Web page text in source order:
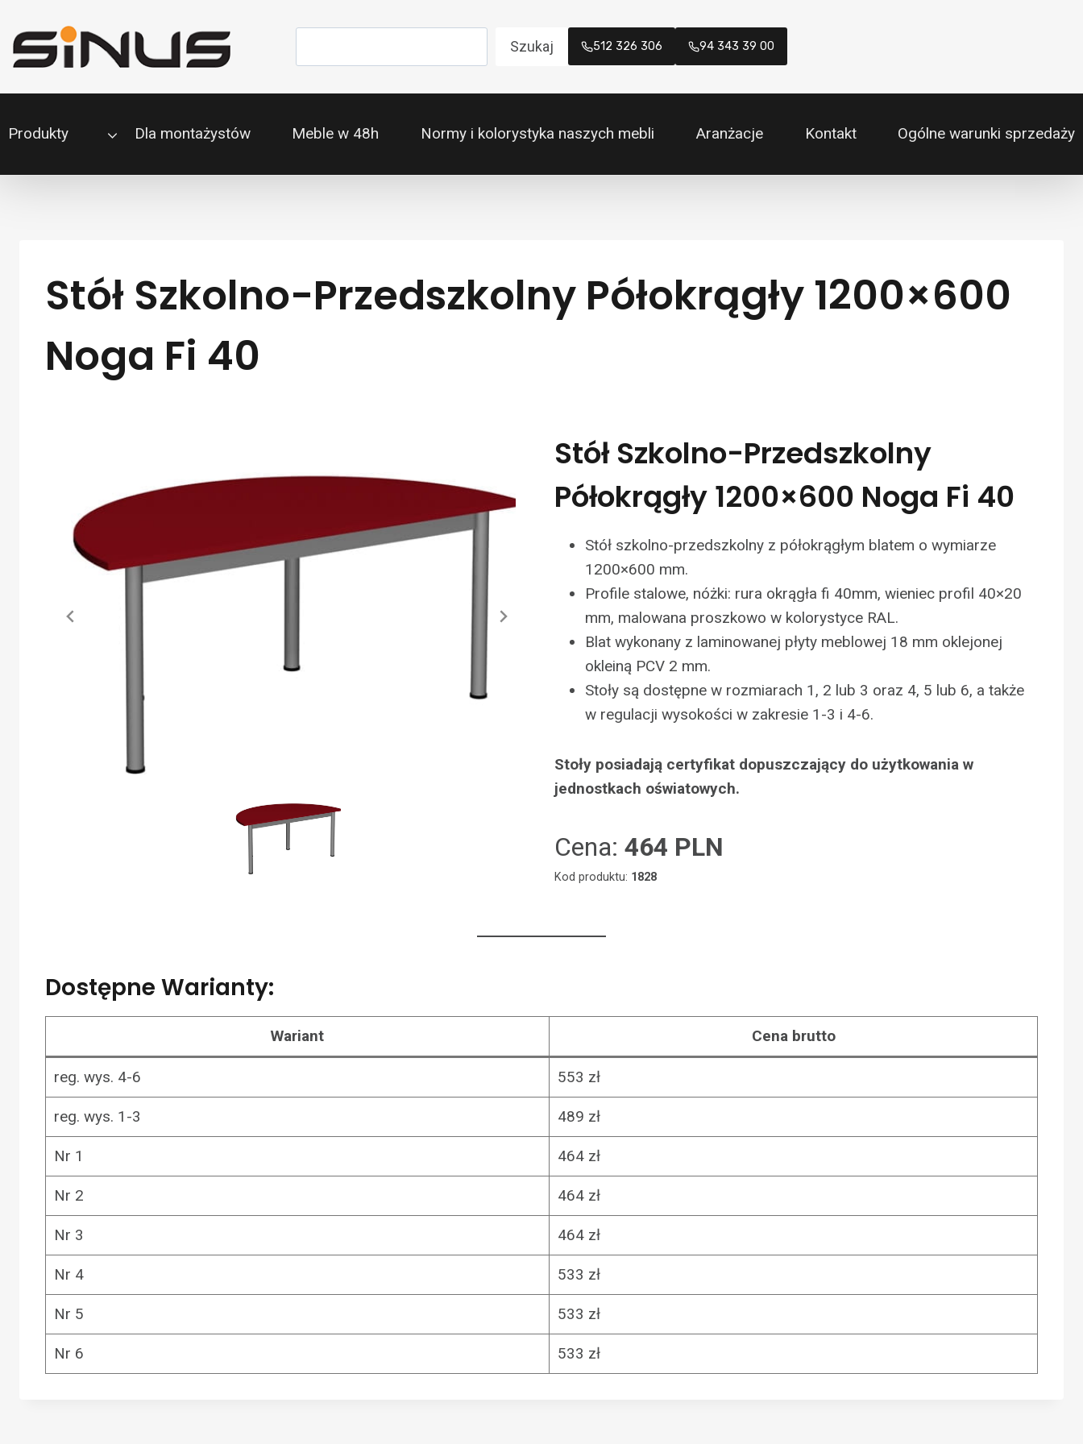
do
treści
Szukaj 512 326 306 94 343 39 00
Produkty Dla montażystów Meble w 48h Normy i kolorystyka naszych mebli Aranżacje Kontakt Ogólne warunki sprzedaży
Stół Szkolno-Przedszkolny Półokrągły 1200×600
Noga Fi 40
Stół Szkolno-Przedszkolny
Półokrągły 1200×600 Noga Fi 40
Stół szkolno-przedszkolny z półokrągłym blatem o wymiarze
1200×600 mm.
Profile stalowe, nóżki: rura okrągła fi 40mm, wieniec profil 40×20
mm, malowana proszkowo w kolorystyce RAL.
Blat wykonany z laminowanej płyty meblowej 18 mm oklejonej
okleiną PCV 2 mm.
Stoły są dostępne w rozmiarach 1, 2 lub 3 oraz 4, 5 lub 6, a także
w regulacji wysokości w zakresie 1-3 i 4-6.
Stoły posiadają certyfikat dopuszczający do użytkowania w
jednostkach oświatowych.
Cena: 464 PLN
Kod produktu: 1828
Dostępne Warianty:
Wariant Cena brutto
reg. wys. 4-6 553 zł
reg. wys. 1-3 489 zł
Nr 1 464 zł
Nr 2 464 zł
Nr 3 464 zł
Nr 4 533 zł
Nr 5 533 zł
Nr 6 533 zł